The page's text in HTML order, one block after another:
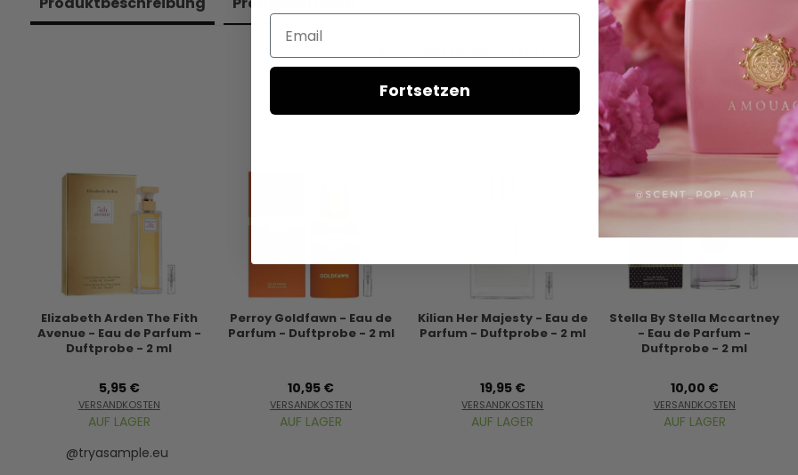
Alexander McQueen My Queen - Eau de Parfum - Duftprobe
Elizabeth Arden The Fith
Avenue - Eau de Parfum -
Duftprobe - 2 ml
5,95 €
VERSANDKOSTEN
AUF LAGER
Perroy Goldfawn - Eau de
Parfum - Duftprobe - 2 ml
10,95 €
VERSANDKOSTEN
AUF LAGER
Kilian Her Majesty - Eau de
Parfum - Duftprobe - 2 ml
19,95 €
VERSANDKOSTEN
AUF LAGER
Stella By Stella Mccartney
- Eau de Parfum -
Duftprobe - 2 ml
10,00 €
VERSANDKOSTEN
AUF LAGER
@tryasample.eu
Email
Fortsetzen